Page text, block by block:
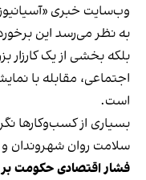
وب‌سایت خبری «آسیانیوز
به نظر می‌رسد این
بلکه بخشی از یک کارزار
اجتماعی، مقابله با
است.
بسیاری از کسب‌وکارها
سلامت روان شهروندان
فشار اقتصادی حکومت بر